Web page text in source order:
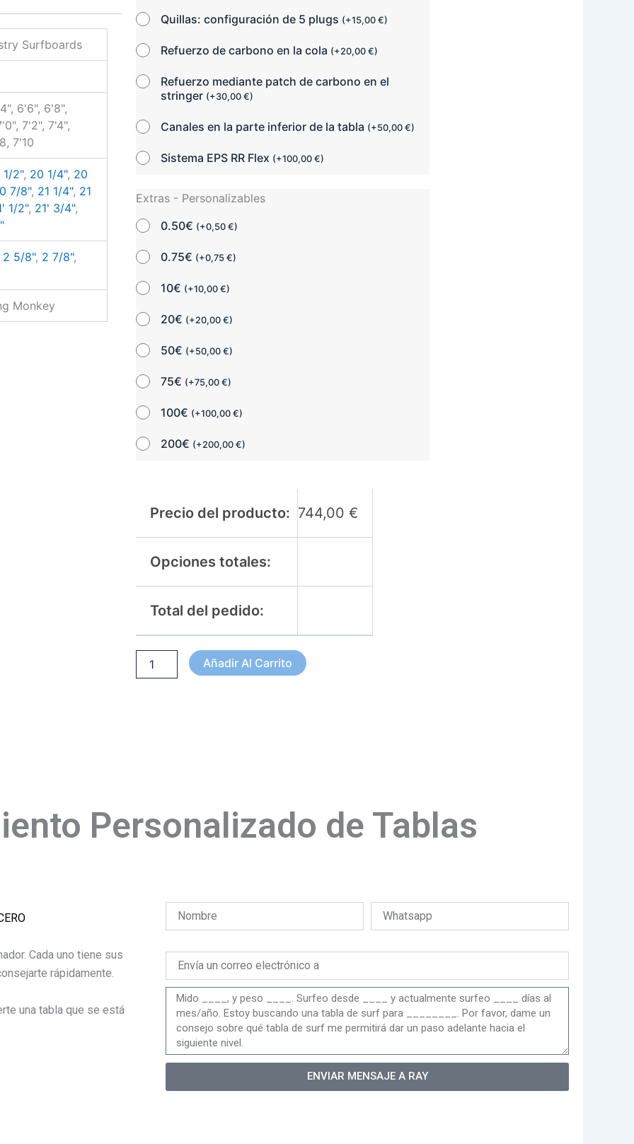
Quillas: configuración de 5 plugs (+15,00€)
Refuerzo de carbono en la cola (+20,00€)
Refuerzo mediante patch de carbono en el
stringer (+30,00€)
Canales en la parte inferior de la tabla (+50,00€)
Sistema EPS RR Flex (+100,00€)
Extras - Personalizables
0.50€ (+0,50€)
0.75€ (+0,75€)
10€ (+10,00€)
20€ (+20,00€)
50€ (+50,00€)
75€ (+75,00€)
100€ (+100,00€)
200€ (+200,00€)
Precio del producto: 744,00€
Opciones totales:
Total del pedido:
Añadir Al Carrito
Surfboards
6'6", 6'8",
7'2", 7'4",
7'10
1/2", 20 1/4", 20
7/8", 21 1/4", 21
1/2", 21' 3/4",
2 5/8", 2 7/8",
Monkey
Personalizado de Tablas
Cada uno tiene sus
rápidamente.
una tabla que se está
ENVIAR MENSAJE A RAY